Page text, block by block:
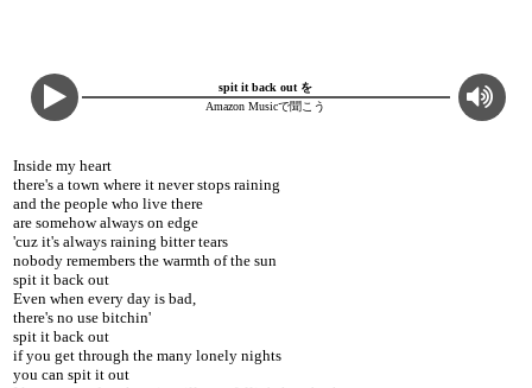
spit it back out を
Amazon Musicで聞こう
Inside my heart
there's a town where it never stops raining
and the people who live there
are somehow always on edge
'cuz it's always raining bitter tears
nobody remembers the warmth of the sun
spit it back out
Even when every day is bad,
there's no use bitchin'
spit it back out
if you get through the many lonely nights
you can spit it out